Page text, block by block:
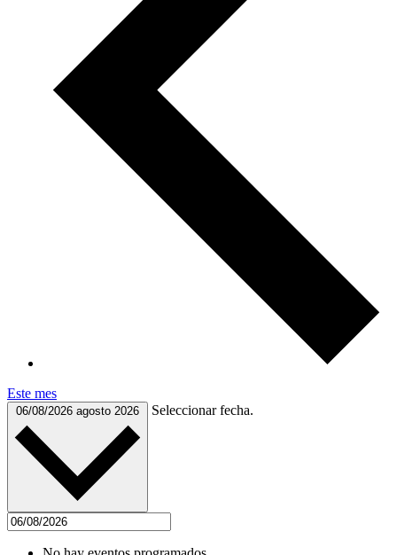
Este mes
06/08/2026 agosto 2026 Seleccionar fecha.